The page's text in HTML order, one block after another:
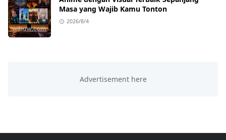
Masa yang Wajib Kamu Tonton
2026/8/4